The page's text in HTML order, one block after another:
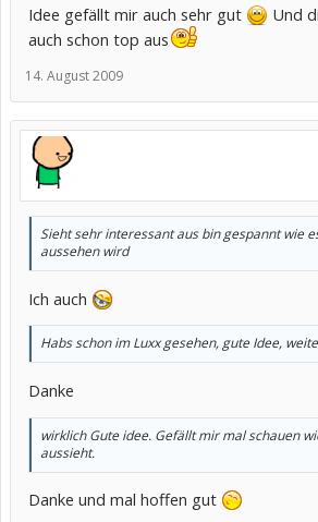
Idee gefällt mir auch sehr gut
Und
auch schon top aus
14. August 2009
Sieht sehr interessant aus bin gespannt wie
aussehen wird
Ich auch
Habs schon im Luxx gesehen, gute Idee,
Danke
wirklich Gute idee. Gefällt mir mal schauen
aussieht.
Danke und mal hoffen gut